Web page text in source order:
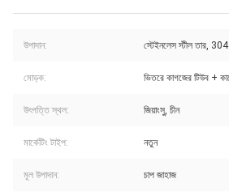
উপাদান: স্টেইনলেস স্টীল তার, 304
মোড়ক: ভিতরে কাগজের টিউব +
উৎপত্তি স্থল: জিয়াংসু, চীন
মার্কেটিং টাইপ: নতুন
মূল উপাদান: চাপ জাহাজ